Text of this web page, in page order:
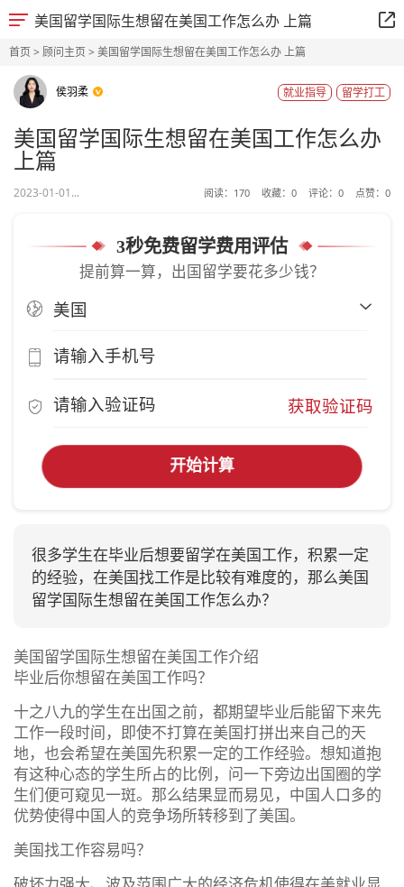
美国留学国际生想留在美国工作怎么办 上篇
首页> 顾问主页 > 美国留学国际生想留在美国工作怎么办 上篇
侯羽柔 留学打工
就业指导
美国留学国际生想留在美国工作怎么办
上篇
2023-01-01... 阅读： 170 收藏： 0 评论： 0 点赞： 0
3秒免费留学费用评估
提前算一算，出国留学要花多少钱？
获取验证码
开始计算
很多学生在毕业后想要留学在美国工作，积累一定
的经验，在美国找工作是比较有难度的，那么美国
留学国际生想留在美国工作怎么办？
美国留学国际生想留在美国工作介绍
毕业后你想留在美国工作吗？
十之八九的学生在出国之前，都期望毕业后能留下来先
工作一段时间，即使不打算在美国打拼出来自己的天
地，也会希望在美国先积累一定的工作经验。想知道抱
有这种心态的学生所占的比例，问一下旁边出国圈的学
生们便可窥见一斑。那么结果显而易见，中国人口多的
优势使得中国人的竞争场所转移到了美国。
美国找工作容易吗？